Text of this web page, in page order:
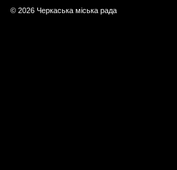
© 2026 Черкаська міська рада